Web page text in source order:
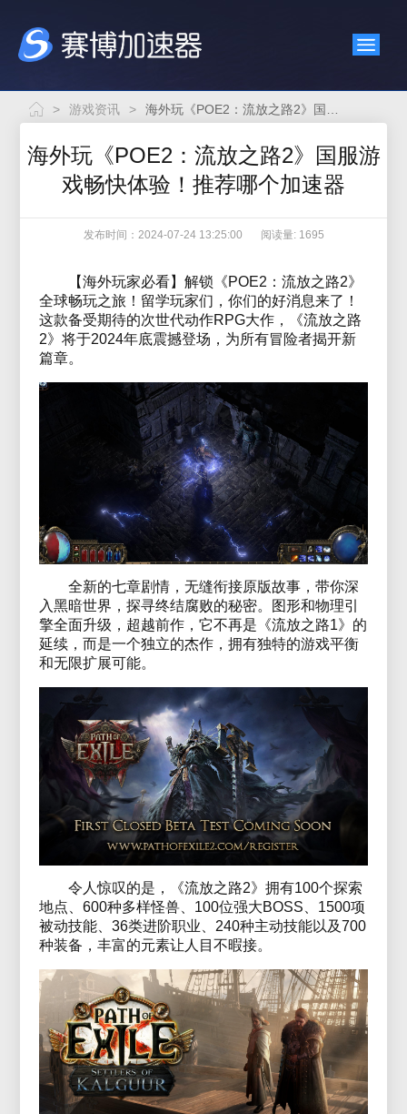
> 游戏资讯 >
海外玩《POE2：流放之路2》国服游
戏畅快体验！推荐哪个加速器
发布时间：2024-07-24 13:25:00 阅读量: 1695
【海外玩家必看】解锁《POE2：流放之路2》
全球畅玩之旅！留学玩家们，你们的好消息来了！
这款备受期待的次世代动作RPG大作，《流放之路
2》将于2024年底震撼登场，为所有冒险者揭开新
篇章。
全新的七章剧情，无缝衔接原版故事，带你深
入黑暗世界，探寻终结腐败的秘密。图形和物理引
擎全面升级，超越前作，它不再是《流放之路1》的
延续，而是一个独立的杰作，拥有独特的游戏平衡
和无限扩展可能。
令人惊叹的是，《流放之路2》拥有100个探索
地点、600种多样怪兽、100位强大BOSS、1500项
被动技能、36类进阶职业、240种主动技能以及700
种装备，丰富的元素让人目不暇接。